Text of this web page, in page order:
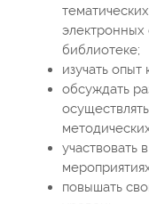
электронных
библиотеке;
изучать опыт
обсуждать
участвовать
повышать